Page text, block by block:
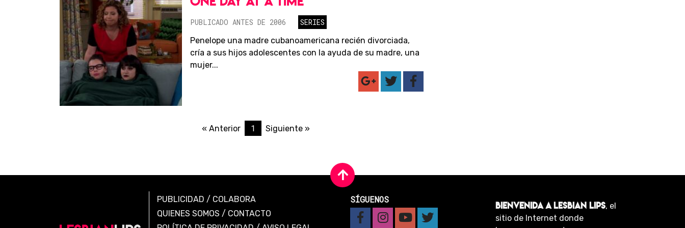
PUBLICADO ANTES DE 2006
SERIES
Penelope una madre cubanoamericana recién divorciada,
cría a sus hijos adolescentes con la ayuda de su madre, una
mujer...
« Anterior 1 Siguiente »
PUBLICIDAD / COLABORA
QUIENES SOMOS / CONTACTO
SÍGUENOS
BIENVENIDA A LESBIAN LIPS, el
sitio de Internet donde